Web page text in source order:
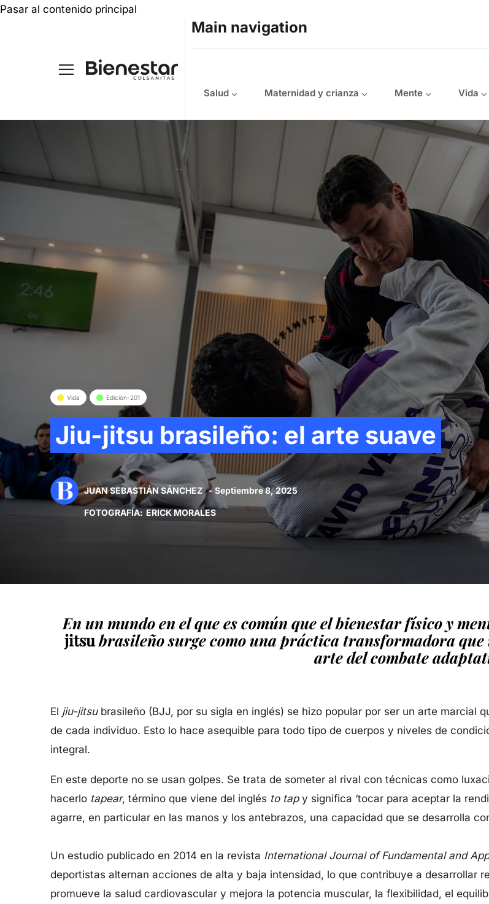
Pasar al contenido principal
Main navigation
Salud Maternidad y crianza Mente Vida
Vida Edición-201
Jiu-jitsu brasileño: el arte suave
JUAN SEBASTIÁN SÁNCHEZ - Septiembre 8, 2025
FOTOGRAFÍA: ERICK MORALES
En un mundo en el que es común que el bienestar físico y
jitsubrasileño surge como una práctica transformadora
arte del combate
El jiu-jitsubrasileño (BJJ, por su sigla en inglés) se hizo popular por ser un arte marcial
de cada individuo. Esto lo hace asequible para todo tipo de cuerpos y niveles de
integral.
En este deporte no se usan golpes. Se trata de someter al rival con técnicas como
hacerlo tapear, término que viene del inglés to tapy significa ‘tocar para aceptar la
agarre, en particular en las manos y los antebrazos, una capacidad que se desarrolla
Un estudio publicado en 2014 en la revista International Journal of Fundamental and
deportistas alternan acciones de alta y baja intensidad, lo que contribuye a desarrollar
promueve la salud cardiovascular y mejora la potencia muscular, la flexibilidad, el